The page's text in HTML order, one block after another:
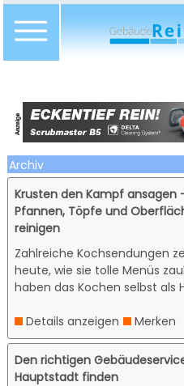
Archiv
Krusten den Kampf ansagen
Pfannen, Töpfe und
reinigen
Zahlreiche Kochsendungen
heute, wie sie tolle Menüs
haben das Kochen selbst als
Details anzeigen Merken
Den richtigen
Hauptstadt finden